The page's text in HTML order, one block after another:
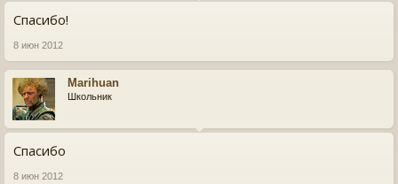
Спасибо!
8 июн 2012
Marihuan
Школьник
Спасибо
8 июн 2012